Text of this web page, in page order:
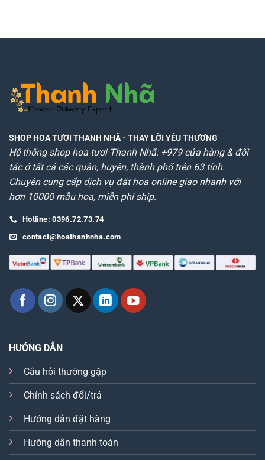
SHOP HOA TƯƠI THANH NHÃ- THAY LỜI YÊU THƯƠNG
Hệ thống shop hoa tươi Thanh Nhã: +979 cửa hàng & đối
tác ở tất cả các quận, huyện, thành phố trên 63 tỉnh.
Chuyên cung cấp dịch vụ đặt hoa online giao nhanh với
hơn 10000 mẫu hoa, miễn phí ship.
Hotline: 0396.72.73.74
contact@hoathanhnha.com
HƯỚNG DẪN
Câu hỏi thường gặp
Chính sách đổi/trả
Hướng dẫn đặt hàng
Hướng dẫn thanh toán